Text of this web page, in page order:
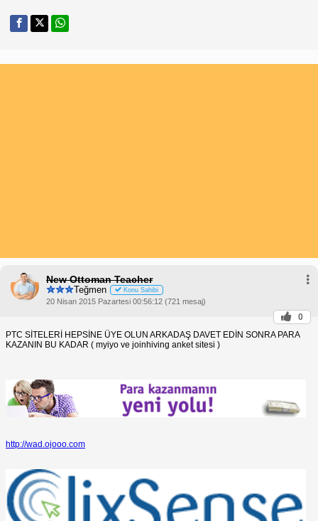
New Ottoman Teacher
Teğmen Konu Sahibi
20 Nisan 2015 Pazartesi 00:56:12 (721 mesaj)
0
PTC SİTELERİ HEPSİNE ÜYE OLUN ARKADAŞ DAVET EDİN SONRA PARA
KAZANIN BU KADAR ( myiyo ve joinhiving anket sitesi )
http://wad.ojooo.com